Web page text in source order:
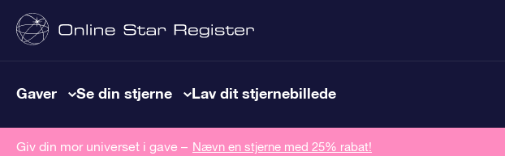
Gaver Se din stjerne Lav dit stjernebillede
Giv din mor universet i gave – Nævn en stjerne med 25% rabat!